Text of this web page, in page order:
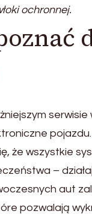
ochronnej.
że wszystkie
–
aut
pozwalają